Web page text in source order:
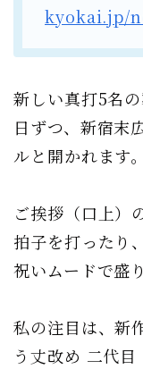
kyokai.jp/
新しい真打5名
日ずつ、新宿末
ルと開かれます。
ご挨拶（口上）
拍子を打ったり
祝いムードで盛
私の注目は、新
う丈改め 二代目